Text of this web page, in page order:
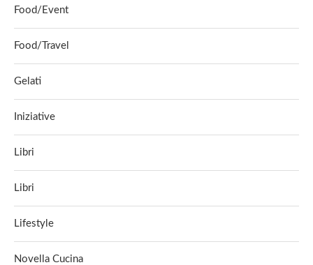
Food/Event
Food/Travel
Gelati
Iniziative
Libri
Libri
Lifestyle
Novella Cucina